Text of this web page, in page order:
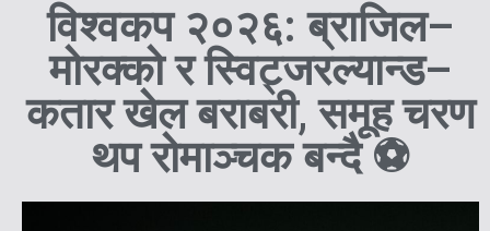
विश्वकप २०२६: ब्राजिल–
मोरक्को र स्विट्जरल्यान्ड–
कतार खेल बराबरी, समूह चरण
थप रोमाञ्चक बन्दै ⚽️